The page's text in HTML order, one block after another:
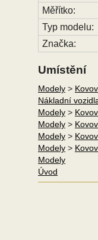
Měřítko:
Typ modelu:
Značka:
Umístění
Modely >
Nákladní
Modely >
Modely >
Modely >
Modely >
Modely
Úvod